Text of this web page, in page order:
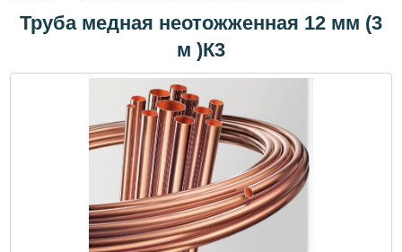
Труба медная неотожженная 12 мм (3
м )К3